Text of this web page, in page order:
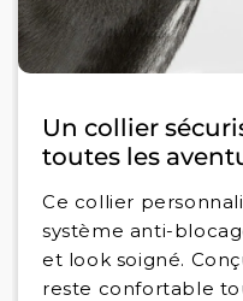
Un collier
toutes les
Ce collier
système anti-
et look soigné.
reste confortable